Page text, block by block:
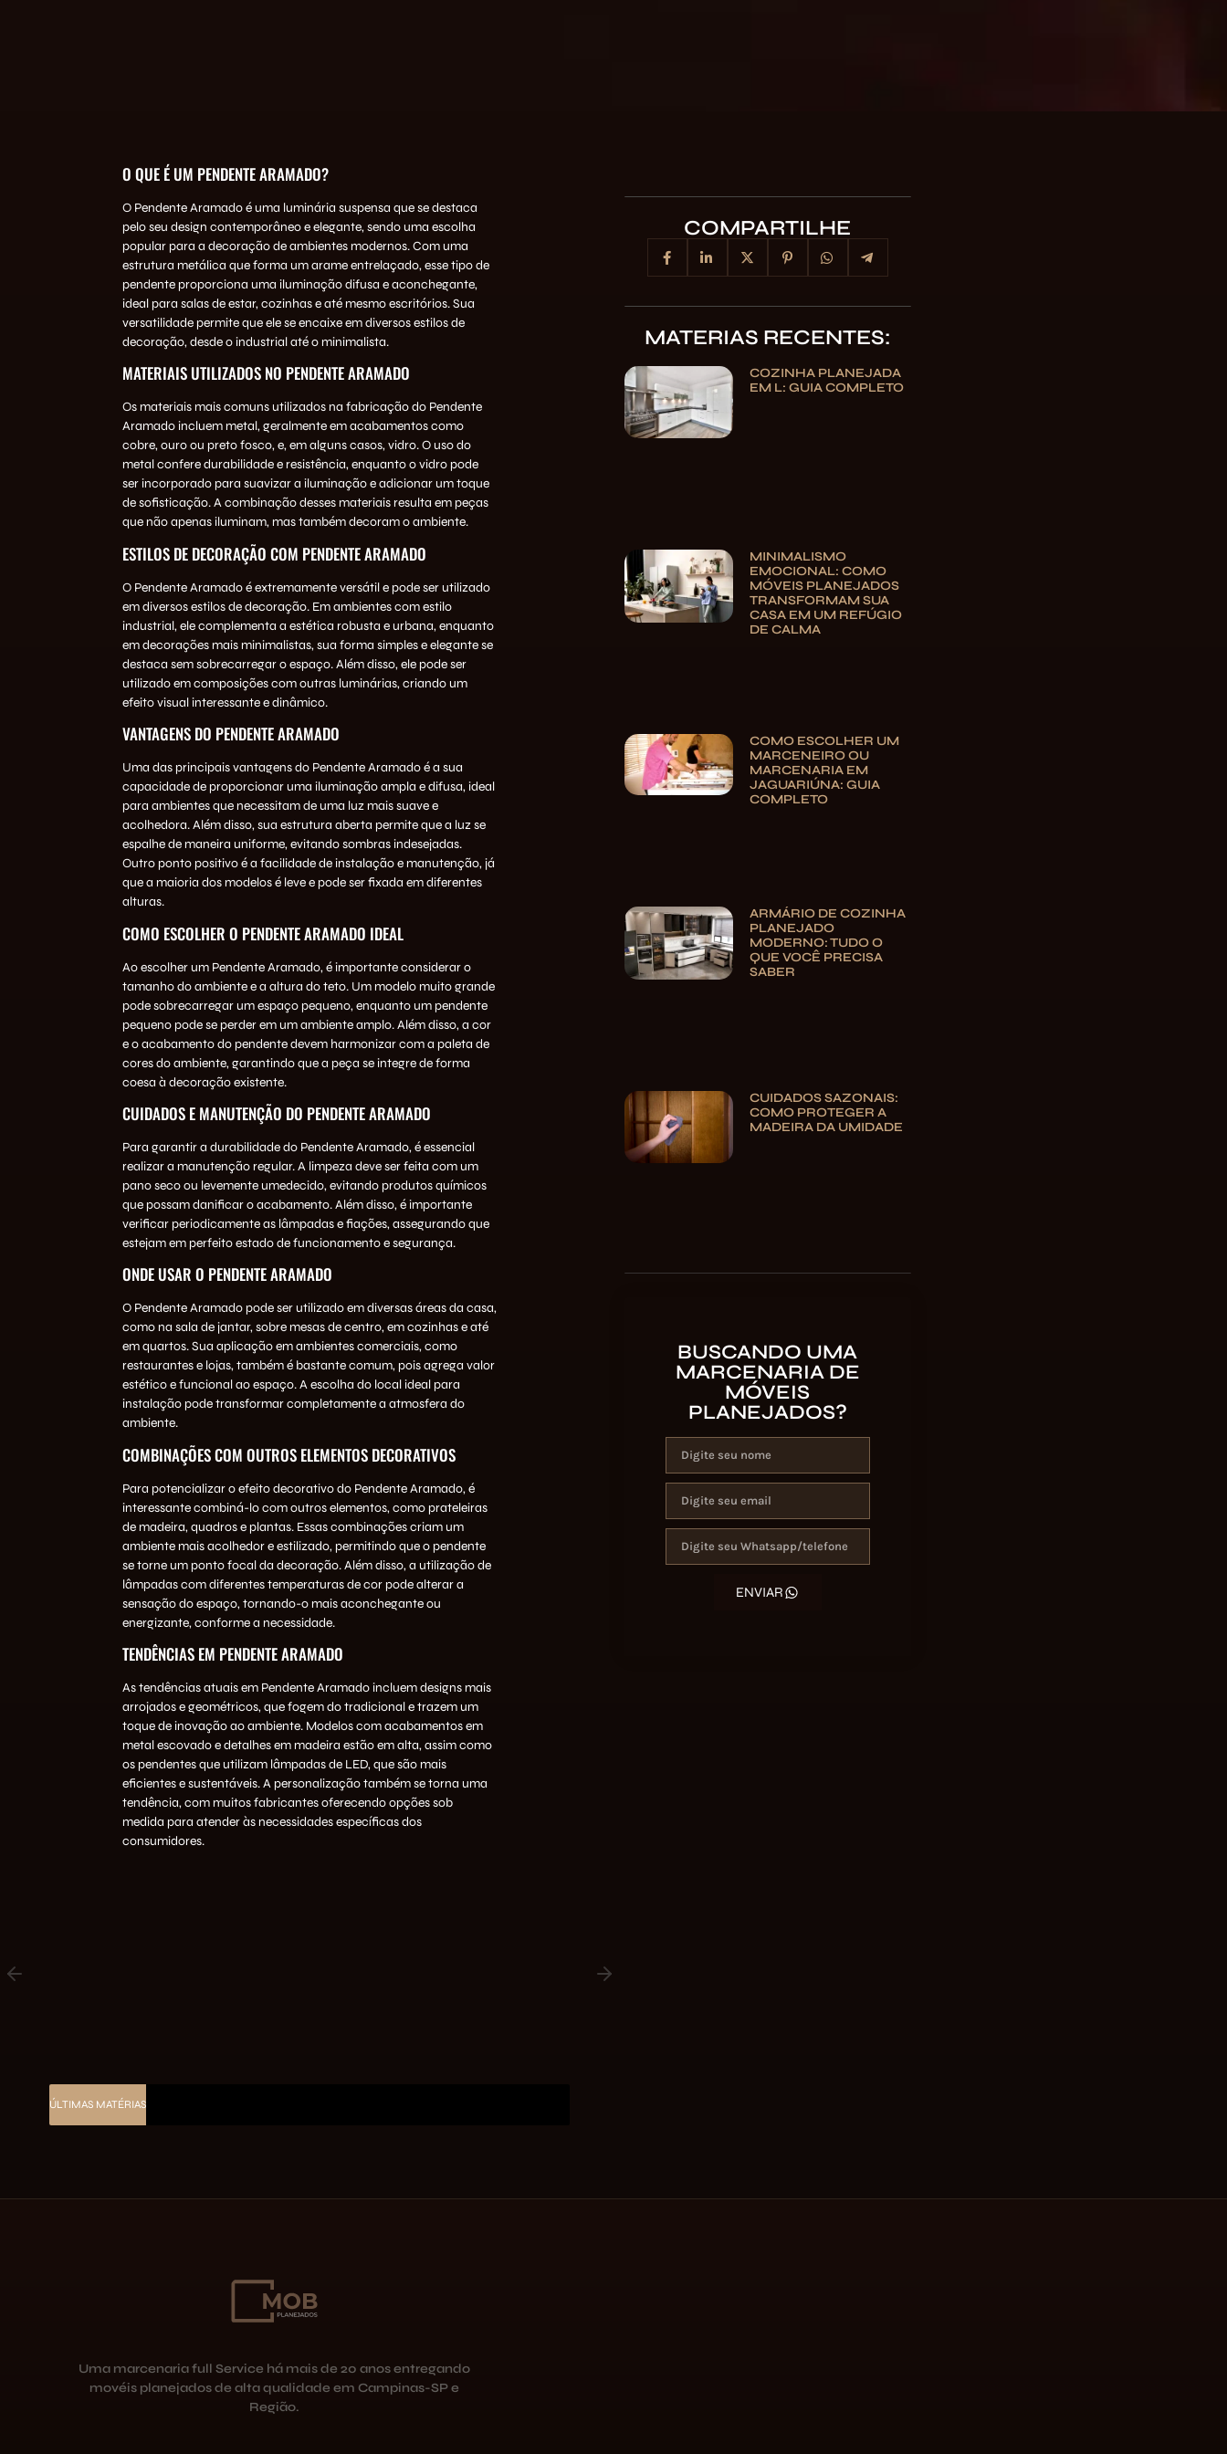
O QUE É UM PENDENTE ARAMADO?
O Pendente Aramado é uma luminária suspensa que se destaca
pelo seu design contemporâneo e elegante, sendo uma escolha
popular para a decoração de ambientes modernos. Com uma
estrutura metálica que forma um arame entrelaçado, esse tipo de
pendente proporciona uma iluminação difusa e aconchegante,
ideal para salas de estar, cozinhas e até mesmo escritórios. Sua
versatilidade permite que ele se encaixe em diversos estilos de
decoração, desde o industrial até o minimalista.
MATERIAIS UTILIZADOS NO PENDENTE ARAMADO
Os materiais mais comuns utilizados na fabricação do Pendente
Aramado incluem metal, geralmente em acabamentos como
cobre, ouro ou preto fosco, e, em alguns casos, vidro. O uso do
metal confere durabilidade e resistência, enquanto o vidro pode
ser incorporado para suavizar a iluminação e adicionar um toque
de sofisticação. A combinação desses materiais resulta em peças
que não apenas iluminam, mas também decoram o ambiente.
ESTILOS DE DECORAÇÃO COM PENDENTE ARAMADO
O Pendente Aramado é extremamente versátil e pode ser utilizado
em diversos estilos de decoração. Em ambientes com estilo
industrial, ele complementa a estética robusta e urbana, enquanto
em decorações mais minimalistas, sua forma simples e elegante se
destaca sem sobrecarregar o espaço. Além disso, ele pode ser
utilizado em composições com outras luminárias, criando um
efeito visual interessante e dinâmico.
VANTAGENS DO PENDENTE ARAMADO
Uma das principais vantagens do Pendente Aramado é a sua
capacidade de proporcionar uma iluminação ampla e difusa, ideal
para ambientes que necessitam de uma luz mais suave e
acolhedora. Além disso, sua estrutura aberta permite que a luz se
espalhe de maneira uniforme, evitando sombras indesejadas.
Outro ponto positivo é a facilidade de instalação e manutenção, já
que a maioria dos modelos é leve e pode ser fixada em diferentes
alturas.
COMO ESCOLHER O PENDENTE ARAMADO IDEAL
Ao escolher um Pendente Aramado, é importante considerar o
tamanho do ambiente e a altura do teto. Um modelo muito grande
pode sobrecarregar um espaço pequeno, enquanto um pendente
pequeno pode se perder em um ambiente amplo. Além disso, a cor
e o acabamento do pendente devem harmonizar com a paleta de
cores do ambiente, garantindo que a peça se integre de forma
coesa à decoração existente.
CUIDADOS E MANUTENÇÃO DO PENDENTE ARAMADO
Para garantir a durabilidade do Pendente Aramado, é essencial
realizar a manutenção regular. A limpeza deve ser feita com um
pano seco ou levemente umedecido, evitando produtos químicos
que possam danificar o acabamento. Além disso, é importante
verificar periodicamente as lâmpadas e fiações, assegurando que
estejam em perfeito estado de funcionamento e segurança.
ONDE USAR O PENDENTE ARAMADO
O Pendente Aramado pode ser utilizado em diversas áreas da casa,
como na sala de jantar, sobre mesas de centro, em cozinhas e até
em quartos. Sua aplicação em ambientes comerciais, como
restaurantes e lojas, também é bastante comum, pois agrega valor
estético e funcional ao espaço. A escolha do local ideal para
instalação pode transformar completamente a atmosfera do
ambiente.
COMBINAÇÕES COM OUTROS ELEMENTOS DECORATIVOS
Para potencializar o efeito decorativo do Pendente Aramado, é
interessante combiná-lo com outros elementos, como prateleiras
de madeira, quadros e plantas. Essas combinações criam um
ambiente mais acolhedor e estilizado, permitindo que o pendente
se torne um ponto focal da decoração. Além disso, a utilização de
lâmpadas com diferentes temperaturas de cor pode alterar a
sensação do espaço, tornando-o mais aconchegante ou
energizante, conforme a necessidade.
TENDÊNCIAS EM PENDENTE ARAMADO
As tendências atuais em Pendente Aramado incluem designs mais
arrojados e geométricos, que fogem do tradicional e trazem um
toque de inovação ao ambiente. Modelos com acabamentos em
metal escovado e detalhes em madeira estão em alta, assim como
os pendentes que utilizam lâmpadas de LED, que são mais
eficientes e sustentáveis. A personalização também se torna uma
tendência, com muitos fabricantes oferecendo opções sob
medida para atender às necessidades específicas dos
consumidores.
ÚLTIMAS MATÉRIAS
COMPARTILHE
MATERIAS RECENTES:
COZINHA PLANEJADA
EM L: GUIA COMPLETO
MINIMALISMO
EMOCIONAL: COMO
MÓVEIS PLANEJADOS
TRANSFORMAM SUA
CASA EM UM REFÚGIO
DE CALMA
COMO ESCOLHER UM
MARCENEIRO OU
MARCENARIA EM
JAGUARIÚNA: GUIA
COMPLETO
ARMÁRIO DE COZINHA
PLANEJADO
MODERNO: TUDO O
QUE VOCÊ PRECISA
SABER
CUIDADOS SAZONAIS:
COMO PROTEGER A
MADEIRA DA UMIDADE
BUSCANDO UMA
MARCENARIA DE
MÓVEIS
PLANEJADOS?
ENVIAR
Uma marcenaria full Service há mais de 20 anos entregando
movéis planejados de alta qualidade em Campinas-SP e
Região.